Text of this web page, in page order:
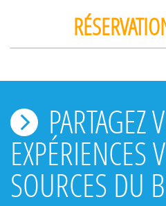
PARTAGEZ
EXPÉRIENCES
SOURCES DU